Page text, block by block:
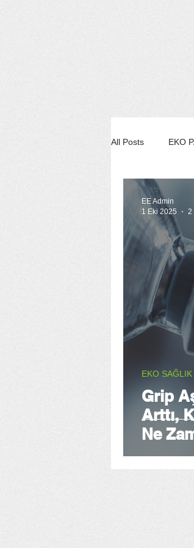
All Posts EKO
EKO STİL/
EKO SÖYLEŞİ
Grip
Arttı,
Ne
EKO SAĞLIK
EE Admin
1 Eki 2025
2